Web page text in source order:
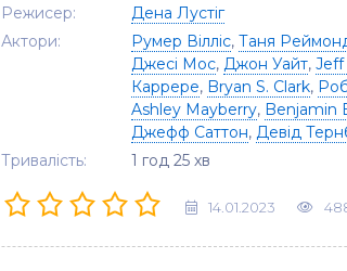
Режисер:
Дена Лустіг
Актори:
Румер Вілліс, Таня
Джесі Мос, Джон Уайт, Jeff
Каррере, Bryan S. Clark,
Ashley Mayberry, Benjamin
Джефф Саттон, Девід
Тривалість:
1 год 25 хв
14.01.2023